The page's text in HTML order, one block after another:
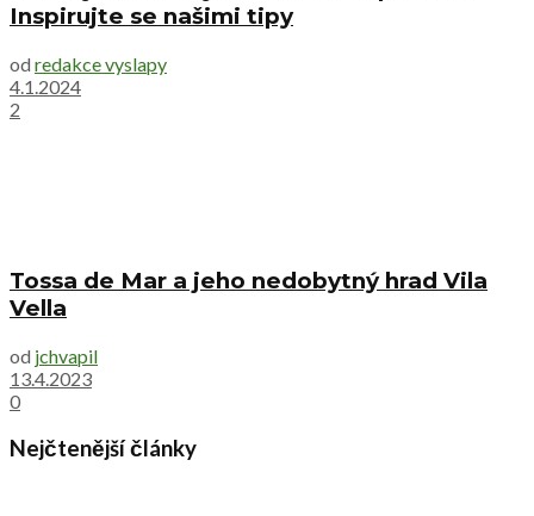
Inspirujte se našimi tipy
od redakce vyslapy
4.1.2024
2
Tossa de Mar a jeho nedobytný hrad Vila
Vella
od jchvapil
13.4.2023
0
Nejčtenější články